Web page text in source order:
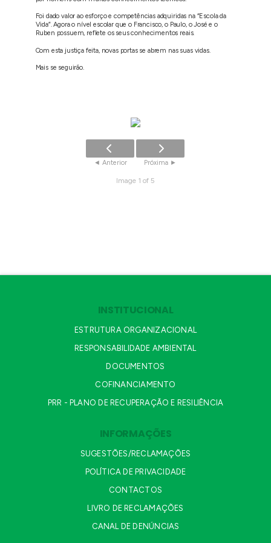
Foi dado valor ao esforço e competências adquiridas na “Escola da
Vida”. Agora o nível escolar que o Francisco, o Paulo, o José e o
Ruben possuem, reflete os seus conhecimentos reais.
Com esta justiça feita, novas portas se abrem nas suas vidas.
Mais se seguirão.
Image 1 of 5
INSTITUCIONAL
ESTRUTURA ORGANIZACIONAL
RESPONSABILIDADE AMBIENTAL
DOCUMENTOS
COFINANCIAMENTO
PRR - PLANO DE RECUPERAÇÃO E RESILIÊNCIA
INFORMAÇÕES
SUGESTÕES/RECLAMAÇÕES
POLÍTICA DE PRIVACIDADE
CONTACTOS
LIVRO DE RECLAMAÇÕES
CANAL DE DENÚNCIAS